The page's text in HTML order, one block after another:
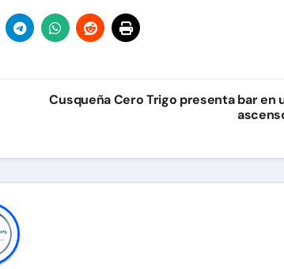
Cusqueña Cero Trigo presenta bar en